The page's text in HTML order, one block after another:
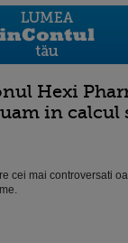
Hexi
in
cei mai controversati